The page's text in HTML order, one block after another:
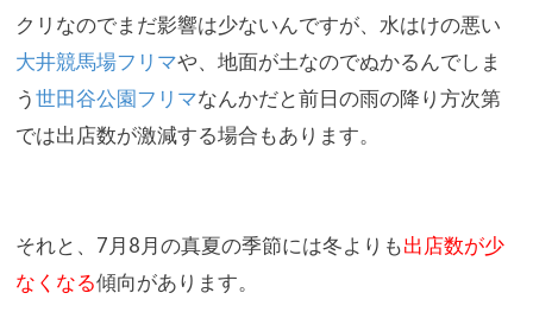
クリなのでまだ影響は少ないんですが、水はけの悪い
大井競馬場フリマや、 地面が土なのでぬかるんでしま
う世田谷公園フリマなんかだと前日の雨の降り方次第
では出店数が激減する場合もあります。
それと、 7月8月の真夏の季節には冬よりも出店数が少
なくなる傾向があり ます。